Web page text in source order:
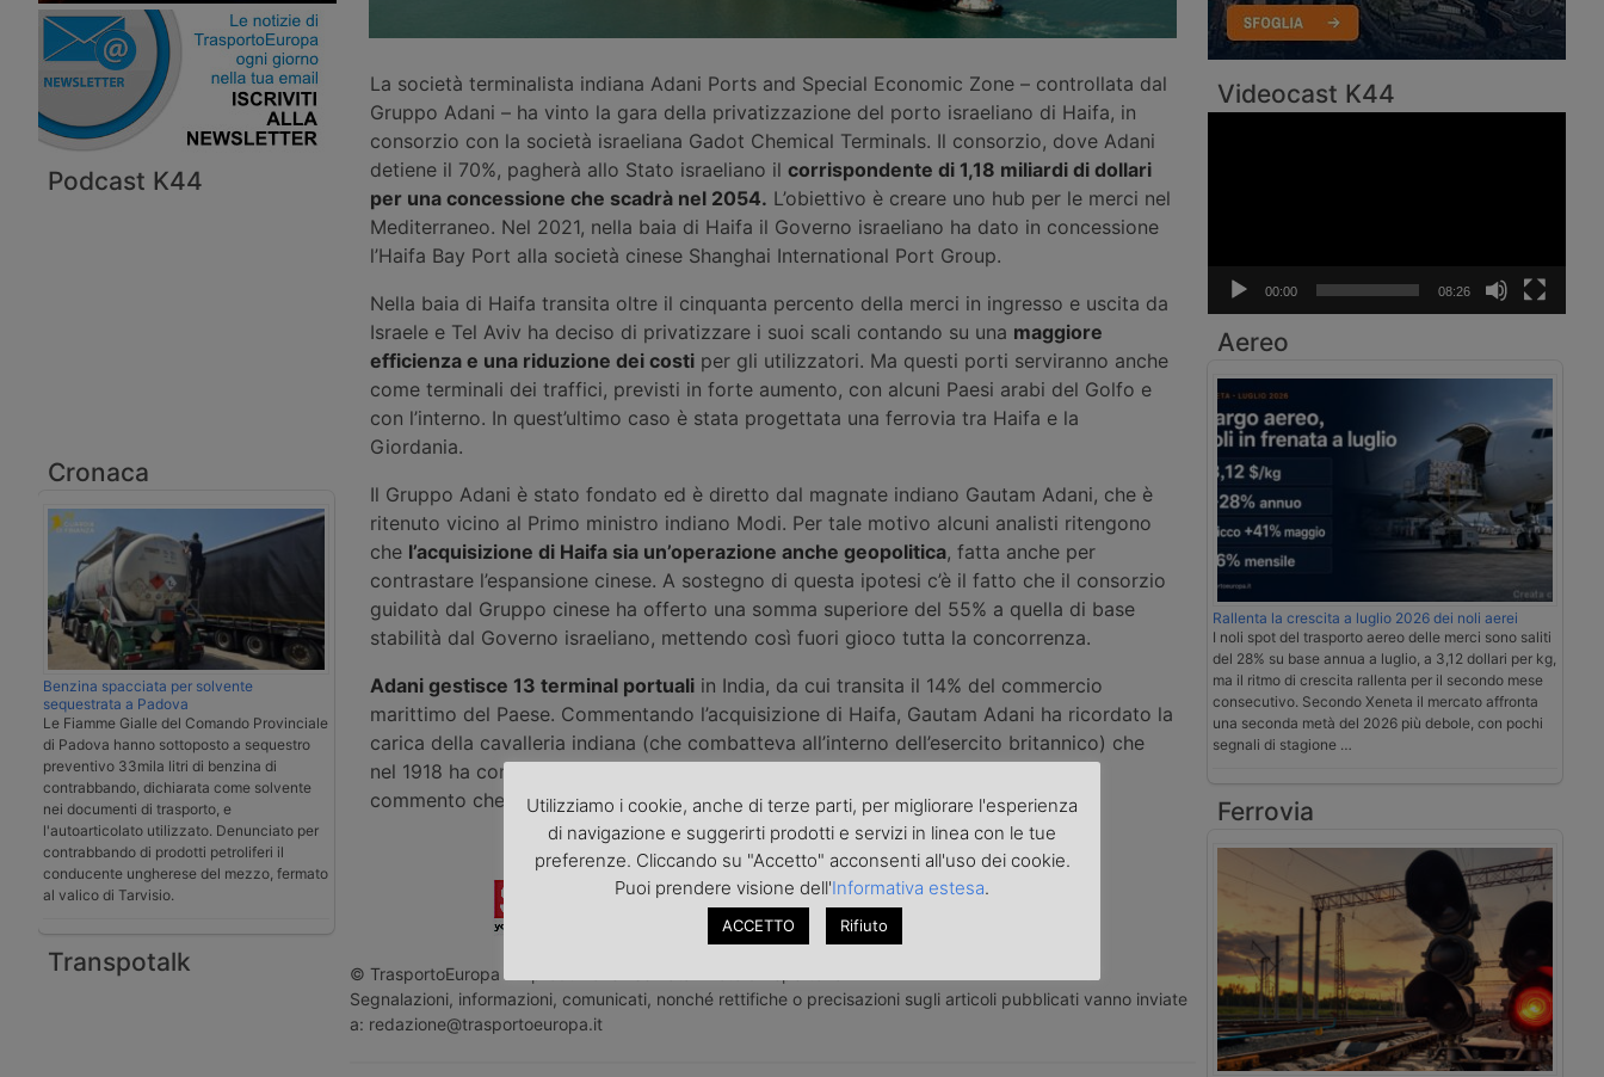
Podcast K44
Cronaca
Benzina spacciata per solvente
sequestrata a Padova
Le Fiamme Gialle del Comando Provinciale
di Padova hanno sottoposto a sequestro
preventivo 33mila litri di benzina di
contrabbando, dichiarata come solvente
nei documenti di trasporto, e
l'autoarticolato utilizzato. Denunciato per
contrabbando di prodotti petroliferi il
conducente ungherese del mezzo, fermato
al valico di Tarvisio.
Transpotalk
La società terminalista indiana Adani Ports and Special Economic Zone – controllata dal
Gruppo Adani – ha vinto la gara della privatizzazione del porto israeliano di Haifa, in
consorzio con la società israeliana Gadot Chemical Terminals. Il consorzio, dove Adani
detiene il 70%, pagherà allo Stato israeliano il corrispondente di 1,18 miliardi di dollari
per una concessione che scadrà nel 2054. L’obiettivo è creare uno hub per le merci nel
Mediterraneo. Nel 2021, nella baia di Haifa il Governo israeliano ha dato in concessione
l’Haifa Bay Port alla società cinese Shanghai International Port Group.
Nella baia di Haifa transita oltre il cinquanta percento della merci in ingresso e uscita da
Israele e Tel Aviv ha deciso di privatizzare i suoi scali contando su una maggiore
efficienza e una riduzione dei costi per gli utilizzatori. Ma questi porti serviranno anche
come terminali dei traffici, previsti in forte aumento, con alcuni Paesi arabi del Golfo e
con l’interno. In quest’ultimo caso è stata progettata una ferrovia tra Haifa e la
Giordania.
Il Gruppo Adani è stato fondato ed è diretto dal magnate indiano Gautam Adani, che è
ritenuto vicino al Primo ministro indiano Modi. Per tale motivo alcuni analisti ritengono
che l’acquisizione di Haifa sia un’operazione anche geopolitica, fatta anche per
contrastare l’espansione cinese. A sostegno di questa ipotesi c’è il fatto che il consorzio
guidato dal Gruppo cinese ha offerto una somma superiore del 55% a quella di base
stabilità dal Governo israeliano, mettendo così fuori gioco tutta la concorrenza.
Adani gestisce 13 terminal portuali in India, da cui transita il 14% del commercio
marittimo del Paese. Commentando l’acquisizione di Haifa, Gautam Adani ha ricordato la
carica della cavalleria indiana (che combatteva all’interno dell’esercito britannico) che
nel 1918 ha contribuito a conquistare il porto di Haifa all’Impero ottomano. Un
commento che s’inserisce nella politica nazionalista di Modi.
© TrasportoEuropa - Riproduzione riservata - Foto di repertorio
Segnalazioni, informazioni, comunicati, nonché rettifiche o precisazioni sugli articoli pubblicati vanno inviate
a: redazione@trasportoeuropa.it
Videocast K44
00:00 08:26
Aereo
Rallenta la crescita a luglio 2026 dei noli aerei
I noli spot del trasporto aereo delle merci sono saliti
del 28% su base annua a luglio, a 3,12 dollari per kg,
ma il ritmo di crescita rallenta per il secondo mese
consecutivo. Secondo Xeneta il mercato affronta
una seconda metà del 2026 più debole, con pochi
segnali di stagione …
Ferrovia
Utilizziamo i cookie, anche di terze parti, per migliorare l'esperienza
di navigazione e suggerirti prodotti e servizi in linea con le tue
preferenze. Cliccando su "Accetto" acconsenti all'uso dei cookie.
Puoi prendere visione dell'Informativa estesa.
ACCETTO Rifiuto